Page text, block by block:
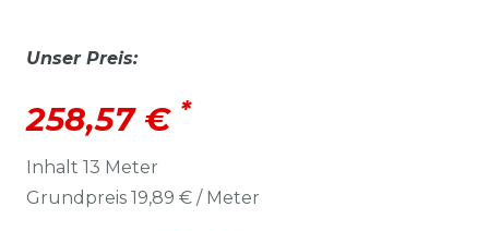
Unser Preis:
258,57 € *
Inhalt 13 Meter
Grundpreis 19,89 € / Meter